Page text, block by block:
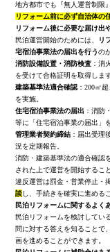
地方都市でも『無人運営制限
リフォーム前に必ず自治体の
リフォーム後に必要な届け出
民泊運営開始のためには、
リ
宅宿泊事業法の届出を行うの
消防設備設置・消防検査 ：消
を受けて合格証明を取得しま
建築基準法適合確認 ：200㎡
を実施。
住宅宿泊事業法の届出 ：消防
等に「住宅宿泊事業の届出」
管理業者契約締結 ：届出受理
況を定期報告。
消防・建築基準法の適合確認
された上で運営を開始するこ
違反運営は罰金・営業停止・
談し、手続きを確実に進める
民泊リフォームに関するよく
民泊リフォームを検討してい
問に対する答えを知ることで
画を進めることができます。